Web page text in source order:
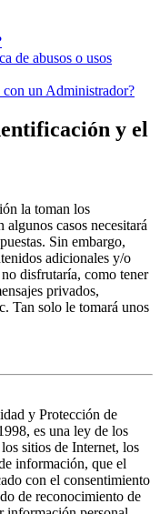
de abusos o usos
con un Administrador?
y el
la toman los
casos necesitará
Sin embargo,
adicionales y/o
disfrutaría, como tener
privados,
Tan solo le tomará unos
y Protección de
es una ley de los
sitios de Internet, los
información, que el
con el consentimiento
de reconocimiento de